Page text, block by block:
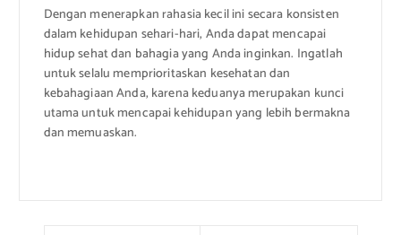
Dengan menerapkan rahasia kecil ini secara konsisten
dalam kehidupan sehari-hari, Anda dapat mencapai
hidup sehat dan bahagia yang Anda inginkan. Ingatlah
untuk selalu memprioritaskan kesehatan dan
kebahagiaan Anda, karena keduanya merupakan kunci
utama untuk mencapai kehidupan yang lebih bermakna
dan memuaskan.